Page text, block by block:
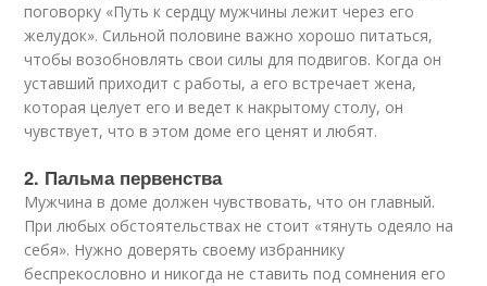
поговорку «Путь к сердцу мужчины лежит через его
желудок». Сильной половине важно хорошо питаться,
чтобы возобновлять свои силы для подвигов. Когда он
уставший приходит с работы, а его встречает жена,
которая целует его и ведет к накрытому столу, он
чувствует, что в этом доме его ценят и любят.
2. Пальма первенства
Мужчина в доме должен чувствовать, что он главный.
При любых обстоятельствах не стоит «тянуть одеяло на
себя». Нужно доверять своему избраннику
беспрекословно и никогда не ставить под сомнения его